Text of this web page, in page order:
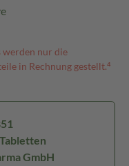
werden nur die
in Rechnung gestellt.⁴
GmbH